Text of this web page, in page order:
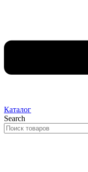
Каталог
Search